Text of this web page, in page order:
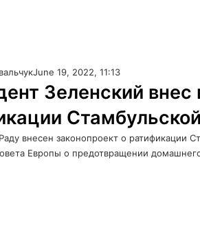
June 19, 2022, 11:13
Зеленский внес
внесен законопроект о ратификации
Европы о предотвращении